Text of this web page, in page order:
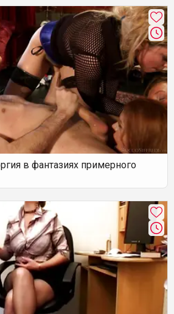
в фантазиях примерного